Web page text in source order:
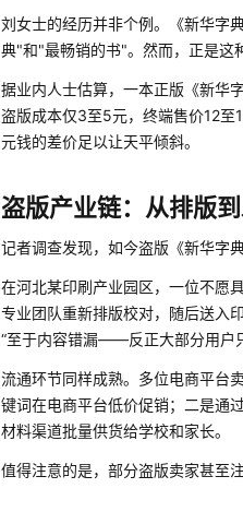
刘女士的经历并非个例。《新华字
典"和"最畅销的书"。然而，正是这
据业内人士估算，一本正版《新华
盗版成本仅3至5元，终端售价12至
元钱的差价足以让天平倾斜。
盗版产业链：从排版
记者调查发现，如今盗版《新华字
在河北某印刷产业园区，一位不愿
专业团队重新排版校对，随后送入
“至于内容错漏——反正大部分用户
流通环节同样成熟。多位电商平台
键词在电商平台低价促销；二是通
材料渠道批量供货给学校和家长。
值得注意的是，部分盗版卖家甚至